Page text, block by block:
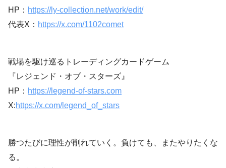
HP： https://ly-collection.net/work/edit/
代表X： https://x.com/1102comet
戦場を駆け巡るトレーディングカードゲーム
『レジェンド・オブ・スターズ』
HP： https://legend-of-stars.com
X:https://x.com/legend_of_stars
勝つたびに理性が削れていく。負けても、またやりたくな
る。